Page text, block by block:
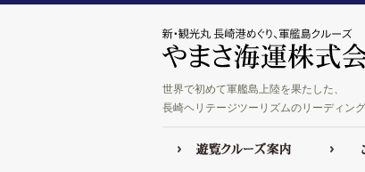
世界で初めて軍艦島上陸を果たした、
長崎ヘリテージツーリズムのリーディン